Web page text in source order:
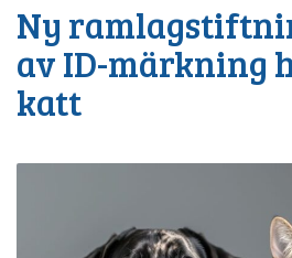
Ny
av ID-märkning
katt